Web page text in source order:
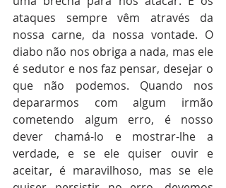
ataques sempre vêm através da
nossa carne, da nossa vontade. O
diabo não nos obriga a nada, mas ele
é sedutor e nos faz pensar, desejar o
que não podemos. Quando nos
depararmos com algum irmão
cometendo algum erro, é nosso
dever chamá-lo e mostrar-lhe a
verdade, e se ele quiser ouvir e
aceitar, é maravilhoso, mas se ele